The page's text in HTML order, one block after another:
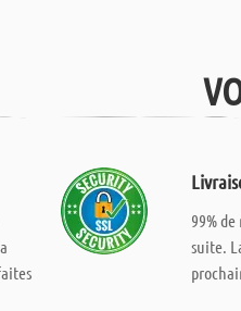
99%
suite.